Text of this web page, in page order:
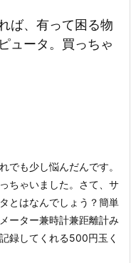
ば、有って困る物
ュータ。買っちゃ
でも少し悩んだんです。
ちゃいました。 さて、サ
とはなんでしょう？簡単
ーター兼時計兼距離計み
録してくれる500円玉く